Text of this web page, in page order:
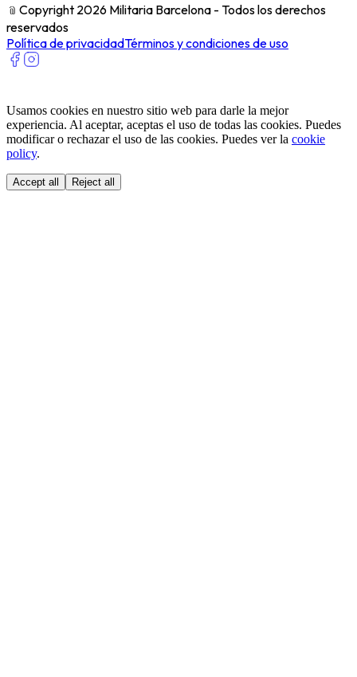
﹫ Copyright 2026 Militaria Barcelona - Todos los derechos
reservados
Política de privacidadTérminos y condiciones de uso
Usamos cookies en nuestro sitio web para darle la mejor
experiencia. Al aceptar, aceptas el uso de todas las cookies. Puedes
modificar o rechazar el uso de las cookies. Puedes ver la cookie
policy.
Accept all Reject all